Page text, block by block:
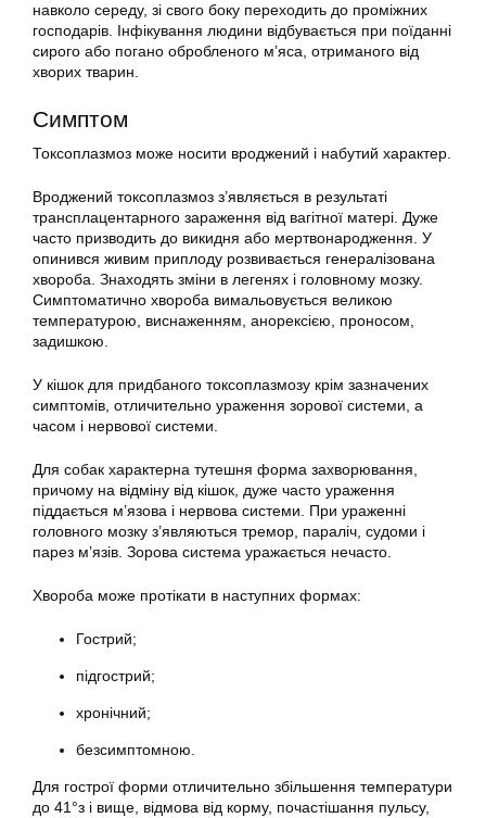
навколо середу, зі свого боку переходить до проміжних
господарів. Інфікування людини відбувається при поїданні
сирого або погано обробленого м’яса, отриманого від
хворих тварин.
Симптом
Токсоплазмоз може носити вроджений і набутий характер.
Вроджений токсоплазмоз з’являється в результаті
трансплацентарного зараження від вагітної матері. Дуже
часто призводить до викидня або мертвонародження. У
опинився живим приплоду розвивається генералізована
хвороба. Знаходять зміни в легенях і головному мозку.
Симптоматично хвороба вимальовується великою
температурою, виснаженням, анорексією, проносом,
задишкою.
У кішок для придбаного токсоплазмозу крім зазначених
симптомів, отличительно ураження зорової системи, а
часом і нервової системи.
Для собак характерна тутешня форма захворювання,
причому на відміну від кішок, дуже часто ураження
піддається м’язова і нервова системи. При ураженні
головного мозку з’являються тремор, параліч, судоми і
парез м’язів. Зорова система уражається нечасто.
Хвороба може протікати в наступних формах:
Гострий;
підгострий;
хронічний;
безсимптомною.
Для гострої форми отличительно збільшення температури
до 41°з і вище, відмова від корму, почастішання пульсу,